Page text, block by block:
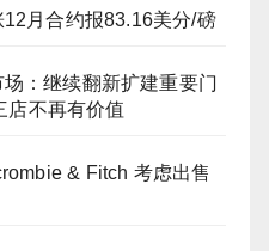
月合约报83.16美分/磅
：继续翻新扩建重要门
店不再有价值
& Fitch 考虑出售